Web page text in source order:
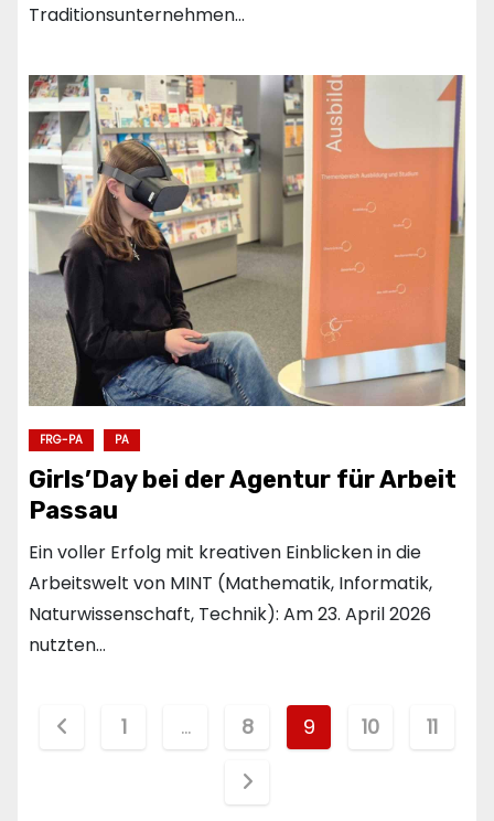
Traditionsunternehmen…
FRG-PA PA
Girls’Day bei der Agentur für Arbeit
Passau
Ein voller Erfolg mit kreativen Einblicken in die
Arbeitswelt von MINT (Mathematik, Informatik,
Naturwissenschaft, Technik): Am 23. April 2026
nutzten…
Seitennummerierung
1 … 8 9 10 11